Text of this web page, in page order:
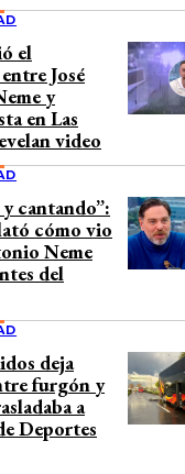
el
José
y
en Las
video
cantando”:
cómo vio
Neme
del
deja
furgón y
a
Deportes